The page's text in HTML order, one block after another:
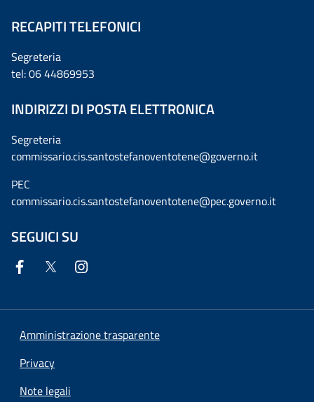
RECAPITI TELEFONICI
Segreteria
tel: 06 44869953
INDIRIZZI DI POSTA ELETTRONICA
Segreteria
commissario.cis.santostefanoventotene@governo.it
PEC
commissario.cis.santostefanoventotene@pec.governo.it
SEGUICI SU
Amministrazione trasparente
Privacy
Note legali